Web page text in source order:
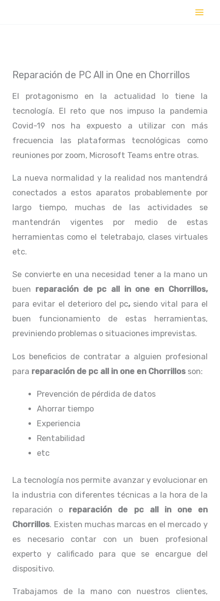
Reparación de PC All in One en Chorrillos
El protagonismo en la actualidad lo tiene la
tecnología. El reto que nos impuso la pandemia
Covid-19 nos ha expuesto a utilizar con más
frecuencia las plataformas tecnológicas como
reuniones por zoom, Microsoft Teams entre otras.
La nueva normalidad y la realidad nos mantendrá
conectados a estos aparatos probablemente por
largo tiempo, muchas de las actividades se
mantendrán vigentes por medio de estas
herramientas como el teletrabajo, clases virtuales
etc.
Se convierte en una necesidad tener a la mano un
buen reparación de pc all in one en Chorrillos,
para evitar el deterioro del pc, siendo vital para el
buen funcionamiento de estas herramientas,
previniendo problemas o situaciones imprevistas.
Los beneficios de contratar a alguien profesional
para reparación de pc all in one en Chorrillos son:
Prevención de pérdida de datos
Ahorrar tiempo
Experiencia
Rentabilidad
etc
La tecnología nos permite avanzar y evolucionar en
la industria con diferentes técnicas a la hora de la
reparación o reparación de pc all in oneen
Chorrillos. Existen muchas marcas en el mercado y
es necesario contar con un buen profesional
experto y calificado para que se encargue del
dispositivo.
Trabajamos de la mano con nuestros clientes,